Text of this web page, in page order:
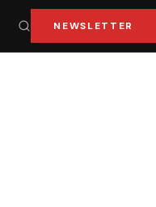
NEWSLETTER